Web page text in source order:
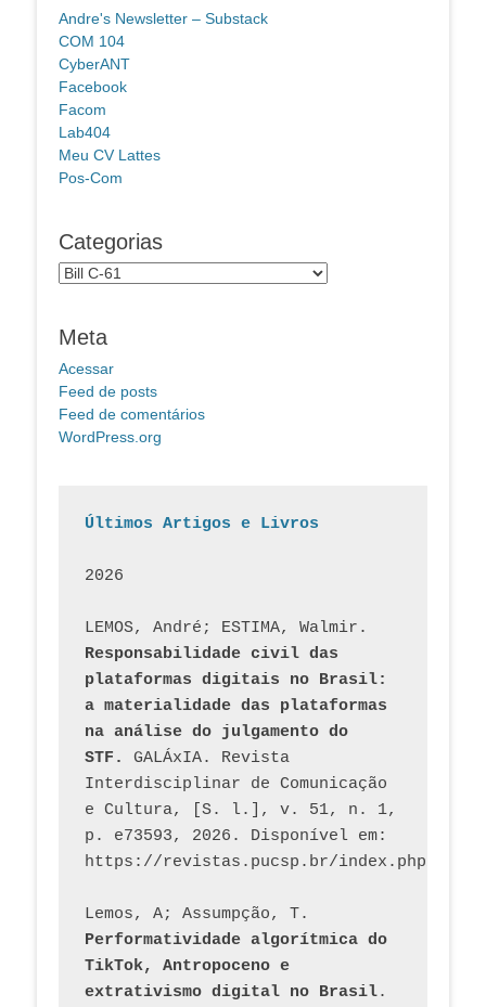
Andre's Newsletter – Substack
COM 104
CyberANT
Facebook
Facom
Lab404
Meu CV Lattes
Pos-Com
Categorias
Categorias
Meta
Acessar
Feed de posts
Feed de comentários
WordPress.org
Últimos Artigos e Livros
2026
Responsabilidade civil das
plataformas digitais no Brasil:
a materialidade das plataformas
na análise do julgamento do
STF.
GALÁxIA. Revista
Interdisciplinar de Comunicação
e Cultura, [S. l.], v. 51, n. 1,
p. e73593, 2026. Disponível em:
Performatividade algorítmica do
TikTok, Antropoceno e
extrativismo digital no Brasil.